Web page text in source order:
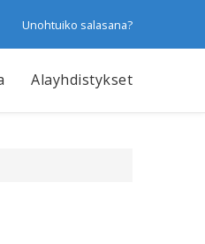
Unohtuiko salasana?
Alayhdistykset